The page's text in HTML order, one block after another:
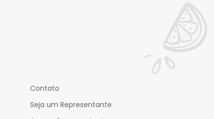
Contato
Seja um Representante